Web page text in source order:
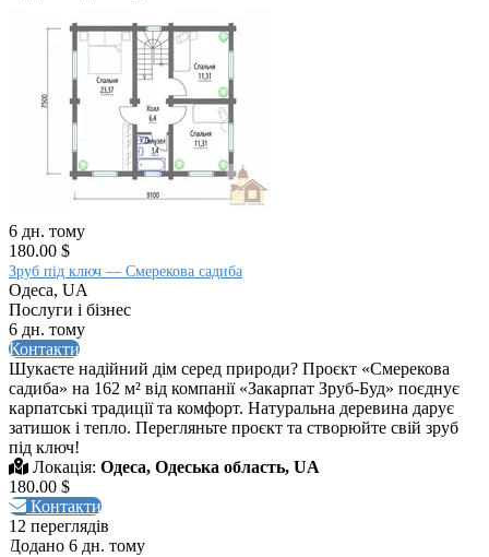
6 дн. тому
180.00 $
Зруб під ключ — Смерекова садиба
Одеса, UA
Послуги і бізнес
6 дн. тому
Контакти
Шукаєте надійний дім серед природи? Проєкт «Смерекова
садиба» на 162 м² від компанії «Закарпат Зруб-Буд» поєднує
карпатські традиції та комфорт. Натуральна деревина дарує
затишок і тепло. Перегляньте проєкт та створюйте свій зруб
під ключ!
Локація: Одеса, Одеська область, UA
180.00 $
Контакти
12 переглядів
Додано 6 дн. тому